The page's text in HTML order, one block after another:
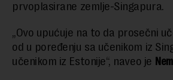
prvoplasirane zemlje-Singapura.
„Ovo upućuje na to da prosečni
od u poređenju sa učenikom iz
učenikom iz Estonije“, naveo je